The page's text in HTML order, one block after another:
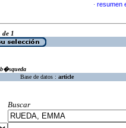
· resumen
1
Base de datos : article
Buscar